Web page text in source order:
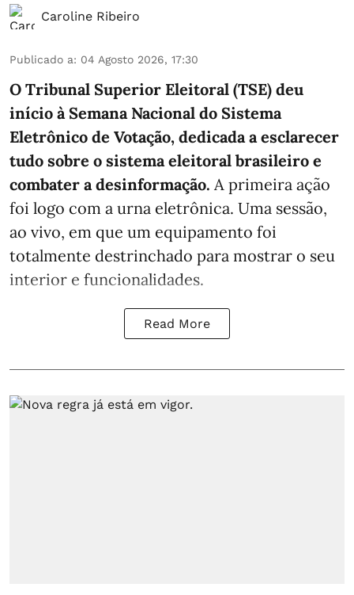
Caroline Ribeiro
Publicado a: 04 Agosto 2026, 17:30
O Tribunal Superior Eleitoral (TSE) deu
início à Semana Nacional do Sistema
Eletrônico de Votação, dedicada a esclarecer
tudo sobre o sistema eleitoral brasileiro e
combater a desinformação. A primeira ação
foi logo com a urna eletrônica. Uma sessão,
ao vivo, em que um equipamento foi
totalmente destrinchado para mostrar o seu
interior e funcionalidades.
Read More